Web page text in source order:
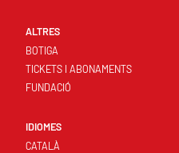
ALTRES
BOTIGA
TICKETS I ABONAMENTS
FUNDACIÓ
IDIOMES
CATALÀ